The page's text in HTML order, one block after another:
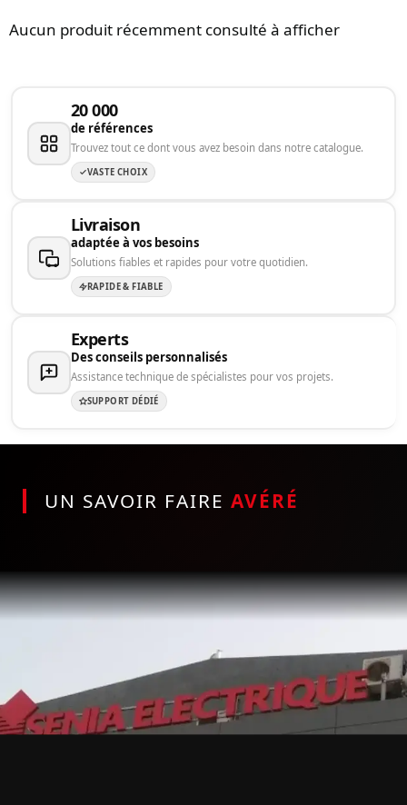
Aucun produit récemment consulté à afficher
20 000
de références
Trouvez tout ce dont vous avez besoin dans notre catalogue.
VASTE CHOIX
Livraison
adaptée à vos besoins
Solutions fiables et rapides pour votre quotidien.
RAPIDE & FIABLE
Experts
Des conseils personnalisés
Assistance technique de spécialistes pour vos projets.
SUPPORT DÉDIÉ
UN SAVOIR FAIRE AVÉRÉ